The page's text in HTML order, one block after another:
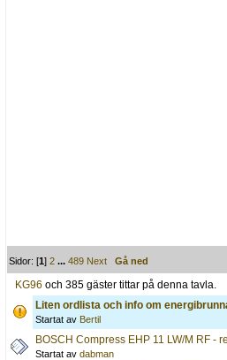
Sidor: [1]2 ...489 Next Gå ned
KG96 och 385 gäster tittar på denna tavla.
Liten ordlista och info om
Startat av Bertil
BOSCH Compress EHP 11 LW/M RF -
Startat av dabman